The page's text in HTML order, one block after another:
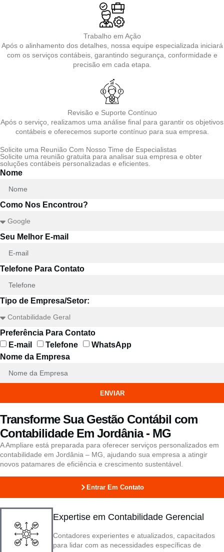
Trabalho em Ação
Após o alinhamento dos detalhes, nossa equipe especializada iniciará
com os serviços contábeis, garantindo segurança, conformidade e
precisão em cada etapa.
Revisão e Suporte Contínuo
Após o serviço, realizamos uma análise final para garantir os objetivos
contábeis e oferecemos suporte contínuo para sua empresa.
Solicite uma Reunião Com Nosso Time de Especialistas
Solicite uma reunião gratuita para analisar sua empresa e obter
soluções contábeis personalizadas e eficientes.
Nome
Como Nos Encontrou?
Seu Melhor E-mail
Telefone Para Contato
Tipo de Empresa/Setor:
Preferência Para Contato
E-mail
Telefone
WhatsApp
Nome da Empresa
ENVIAR
Transforme Sua Gestão Contábil com
Contabilidade Em Jordânia - MG
A Ampliare está preparada para oferecer serviços personalizados em
contabilidade em Jordânia – MG, ajudando sua empresa a atingir
novos patamares de eficiência e crescimento sustentável.
Entrar Em Contato
Expertise em Contabilidade Gerencial
Contadores experientes e atualizados, capacitados
para lidar com as necessidades específicas de